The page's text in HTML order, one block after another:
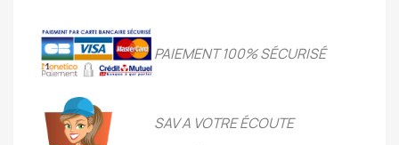
PAIEMENT 100% SÉCURISÉ
SAV A VOTRE ÉCOUTE